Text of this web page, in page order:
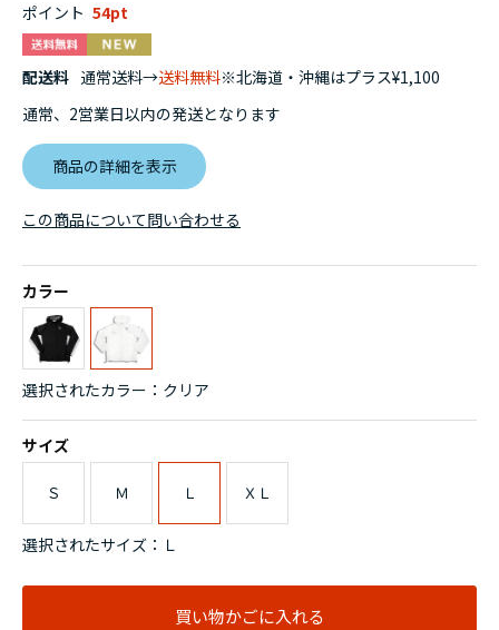
ポイント 54
配送料 通常送料→送料無料※北海道・沖縄はプラス¥1,100
通常、2営業日以内の発送となります
商品の詳細を表示
カラー
選択されたカラー：クリア
サイズ
Ｓ Ｍ Ｌ ＸＬ
選択されたサイズ：Ｌ
買い物かごに入れる
この商品について問い合わせる